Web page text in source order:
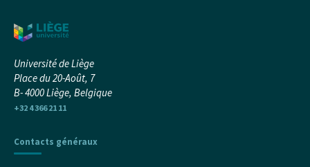
Université de Liège
Place du 20-Août, 7
B- 4000 Liège, Belgique
+32 4 366 21 11
Contacts généraux